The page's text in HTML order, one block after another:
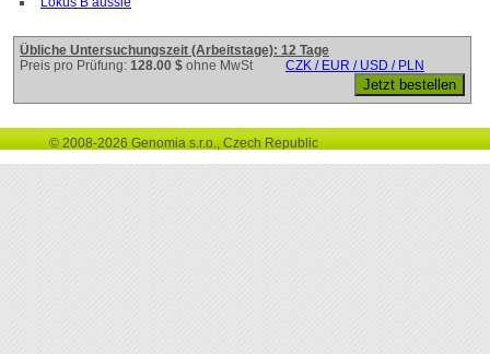
Übliche Untersuchungszeit (Arbeitstage): 12 Tage
Preis pro Prüfung: 128.00 $ ohne MwSt CZK / EUR / USD / PLN
© 2008-2026 Genomia s.r.o., Czech Republic